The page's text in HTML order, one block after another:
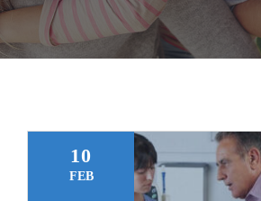
Gracias
10
FEB